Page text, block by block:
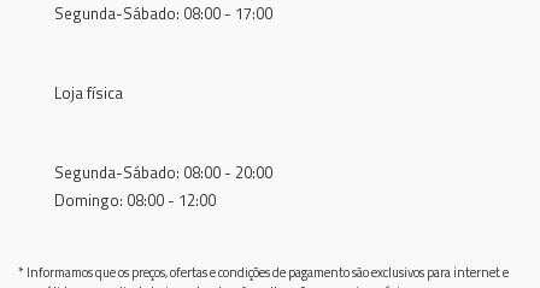
Segunda-Sábado: 08:00 - 17:00
Loja física
Segunda-Sábado: 08:00 - 20:00
Domingo: 08:00 - 12:00
* Informamos que os preços, ofertas e condições de pagamento são exclusivos para internet e